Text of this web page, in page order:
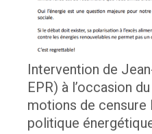
Intervention de
EPR) à l’occasion
motions de censure
politique